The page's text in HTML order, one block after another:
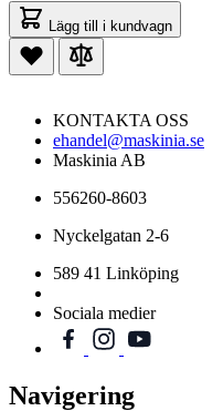
Lägg till i kundvagn
KONTAKTA OSS
ehandel@maskinia.se
Maskinia AB
556260-8603
Nyckelgatan 2-6
589 41 Linköping
Sociala medier
Navigering